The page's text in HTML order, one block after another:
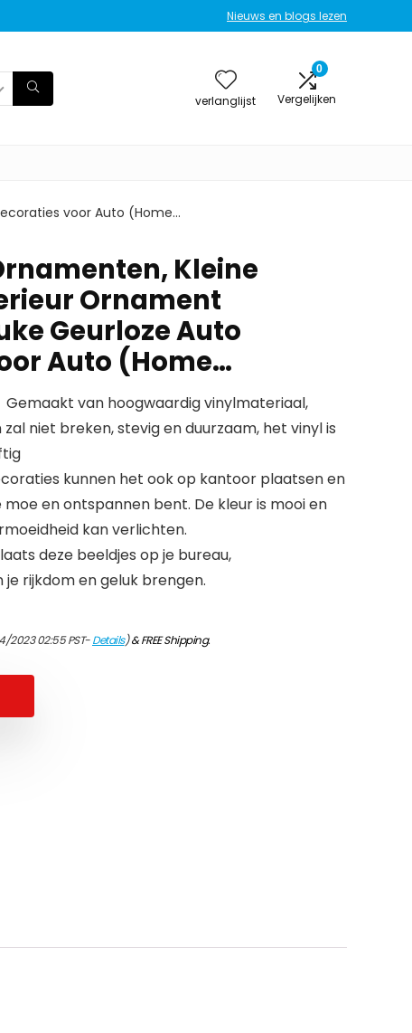
Nieuws en blogs lezen
verlanglijst
0
Vergelijken
voor Auto (Home…
Kleine
Ornament
Geurloze Auto
Auto (Home…
】 Gemaakt van hoogwaardig vinylmateriaal,
niet breken, stevig en duurzaam, het vinyl is
kunnen het ook op kantoor plaatsen en
en ontspannen bent. De kleur is mooi en
kan verlichten.
Plaats deze beeldjes op je bureau,
rijkdom en geluk brengen.
2023 02:55 PST-Details)&FREE Shipping.